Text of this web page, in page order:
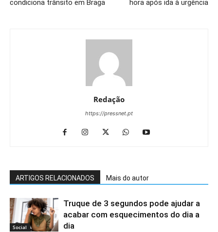
condiciona trânsito em Braga
hora após ida à urgência
Redação
https://pressnet.pt
ARTIGOS RELACIONADOS Mais do autor
Social
Truque de 3 segundos pode ajudar a
acabar com esquecimentos do dia a
dia